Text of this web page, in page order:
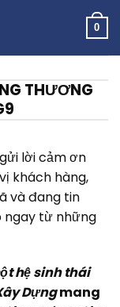
0
THƯƠNG
lời cảm ơn
khách hàng,
và đang tin
ngay từ những
hệ sinh thái
Dựngmang